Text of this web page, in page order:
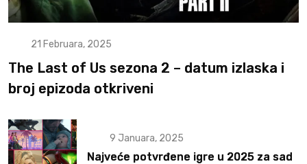
21 Februara, 2025
The Last of Us sezona 2 – datum izlaska i
broj epizoda otkriveni
9 Januara, 2025
Najveće potvrđene igre u 2025 za sad